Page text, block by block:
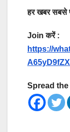
हर खबर सबसे
Join करें :
https://
Spread